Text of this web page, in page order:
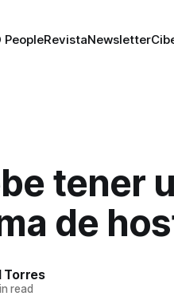
PeopleRevistaNewsletter
tener
de
Torres
read